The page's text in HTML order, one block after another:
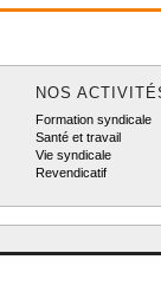
NOS
Formation syndicale
Santé et travail
Vie syndicale
Revendicatif